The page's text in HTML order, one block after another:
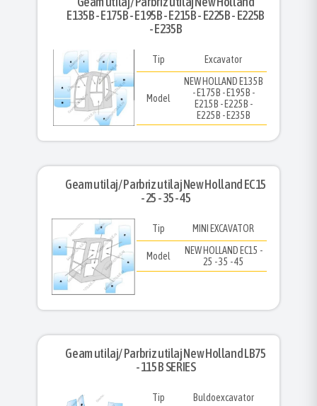
E135B - E175B - E195B - E215B - E225B - E225B
- E235B
Tip Excavator
Model
NEW HOLLAND E135B
- E175B - E195B -
E215B - E225B -
E225B - E235B
Geam utilaj/ Parbriz utilaj New Holland EC15
- 25 - 35 - 45
Tip MINI EXCAVATOR
Model
NEW HOLLAND EC15 -
25 - 35 - 45
Geam utilaj/ Parbriz utilaj New Holland LB75
- 115 B SERIES
Tip Buldoexcavator